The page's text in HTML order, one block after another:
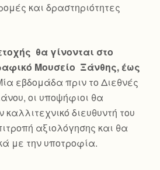
και δραστηριότητες
θα γίνονται στο
Μουσείο Ξάνθης, έως
εβδομάδα πριν το Διεθνές
οι υποψήφιοι θα
διευθυντή του
αξιολόγησης και θα
με την υποτροφία.